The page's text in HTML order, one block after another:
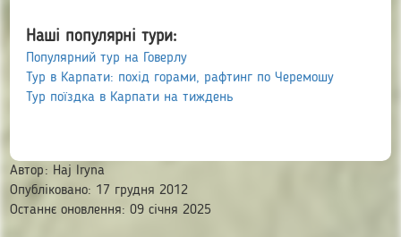
Наші популярні тури:
Популярний тур на Говерлу
Тур в Карпати: похід горами, рафтинг по Черемошу
Тур поїздка в Карпати на тиждень
Автор: Haj Iryna
Опубліковано: 17 грудня 2012
Останнє оновлення: 09 січня 2025